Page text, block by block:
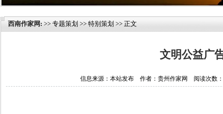
西南作家网 : >> 专题策划 >> 特别策划 >> 正文
文明公益广
信息来源：本站发布 作者：贵州作家网 阅读次数：